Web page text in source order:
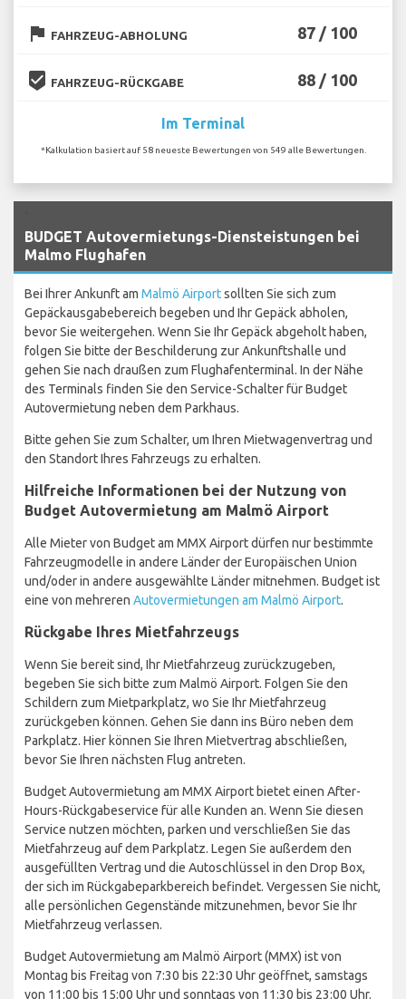
flag FAHRZEUG-ABHOLUNG 87 / 100
beenhere FAHRZEUG-RÜCKGABE 88 / 100
Im Terminal
*Kalkulation basiert auf 58 neueste Bewertungen von 549 alle Bewertungen.
BUDGET Autovermietungs-Diensteistungen bei
Malmo Flughafen
Bei Ihrer Ankunft am Malmö Airportsollten Sie sich zum
Gepäckausgabebereich begeben und Ihr Gepäck abholen,
bevor Sie weitergehen. Wenn Sie Ihr Gepäck abgeholt haben,
folgen Sie bitte der Beschilderung zur Ankunftshalle und
gehen Sie nach draußen zum Flughafenterminal. In der Nähe
des Terminals finden Sie den Service-Schalter für Budget
Autovermietung neben dem Parkhaus.
Bitte gehen Sie zum Schalter, um Ihren Mietwagenvertrag und
den Standort Ihres Fahrzeugs zu erhalten.
Hilfreiche Informationen bei der Nutzung von
Budget Autovermietung am Malmö Airport
Alle Mieter von Budget am MMX Airport dürfen nur bestimmte
Fahrzeugmodelle in andere Länder der Europäischen Union
und/oder in andere ausgewählte Länder mitnehmen. Budget ist
eine von mehreren Autovermietungen am Malmö Airport.
Rückgabe Ihres Mietfahrzeugs
Wenn Sie bereit sind, Ihr Mietfahrzeug zurückzugeben,
begeben Sie sich bitte zum Malmö Airport. Folgen Sie den
Schildern zum Mietparkplatz, wo Sie Ihr Mietfahrzeug
zurückgeben können. Gehen Sie dann ins Büro neben dem
Parkplatz. Hier können Sie Ihren Mietvertrag abschließen,
bevor Sie Ihren nächsten Flug antreten.
Budget Autovermietung am MMX Airport bietet einen After-
Hours-Rückgabeservice für alle Kunden an. Wenn Sie diesen
Service nutzen möchten, parken und verschließen Sie das
Mietfahrzeug auf dem Parkplatz. Legen Sie außerdem den
ausgefüllten Vertrag und die Autoschlüssel in den Drop Box,
der sich im Rückgabeparkbereich befindet. Vergessen Sie nicht,
alle persönlichen Gegenstände mitzunehmen, bevor Sie Ihr
Mietfahrzeug verlassen.
Budget Autovermietung am Malmö Airport (MMX) ist von
Montag bis Freitag von 7:30 bis 22:30 Uhr geöffnet, samstags
von 11:00 bis 15:00 Uhr und sonntags von 11:30 bis 23:00 Uhr.